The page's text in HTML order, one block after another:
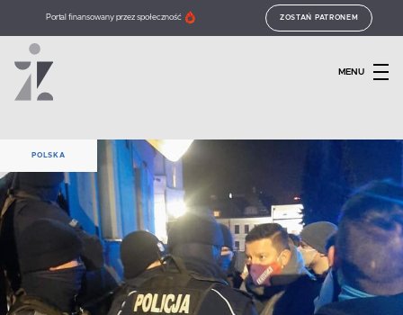
Portal finansowany przez społeczność ZOSTAŃ PATRONEM
MENU
POLSKA